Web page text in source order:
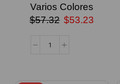
Varios Colores
$57.32 $53.23